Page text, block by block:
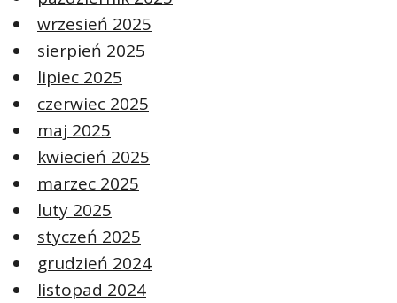
wrzesień 2025
sierpień 2025
lipiec 2025
czerwiec 2025
maj 2025
kwiecień 2025
marzec 2025
luty 2025
styczeń 2025
grudzień 2024
listopad 2024